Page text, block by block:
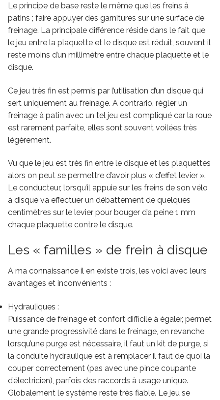
Le principe de base reste le même que les freins à
patins ; faire appuyer des garnitures sur une surface de
freinage. La principale différence réside dans le fait que
le jeu entre la plaquette et le disque est réduit, souvent il
reste moins d’un millimètre entre chaque plaquette et le
disque.
Ce jeu très fin est permis par l’utilisation d’un disque qui
sert uniquement au freinage. A contrario, régler un
freinage à patin avec un tel jeu est compliqué car la roue
est rarement parfaite, elles sont souvent voilées très
légèrement.
Vu que le jeu est très fin entre le disque et les plaquettes
alors on peut se permettre d’avoir plus « d’effet levier ».
Le conducteur, lorsqu’il appuie sur les freins de son vélo
à disque va effectuer un débattement de quelques
centimètres sur le levier pour bouger d’a peine 1 mm
chaque plaquette contre le disque.
Les « familles » de frein à disque
A ma connaissance il en existe trois, les voici avec leurs
avantages et inconvénients :
Hydrauliques :
Puissance de freinage et confort difficile à égaler, permet
une grande progressivité dans le freinage, en revanche
lorsqu’une purge est nécessaire, il faut un kit de purge, si
la conduite hydraulique est à remplacer il faut de quoi la
couper correctement (pas avec une pince coupante
d’électricien), parfois des raccords à usage unique.
Globalement le système reste très fiable. Le jeu se